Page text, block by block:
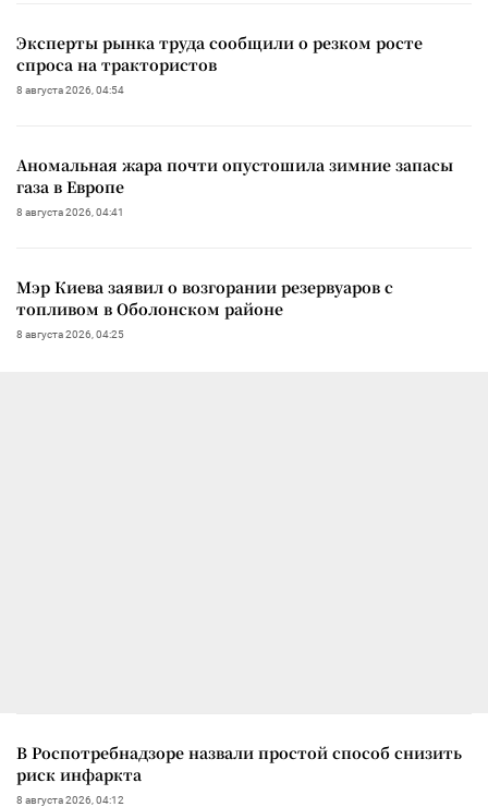
Эксперты рынка труда сообщили о резком росте
спроса на трактористов
8 августа 2026, 04:54
Аномальная жара почти опустошила зимние запасы
газа в Европе
8 августа 2026, 04:41
Мэр Киева заявил о возгорании резервуаров с
топливом в Оболонском районе
8 августа 2026, 04:25
В Роспотребнадзоре назвали простой способ снизить
риск инфаркта
8 августа 2026, 04:12